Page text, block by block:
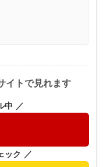
イトで見れます
中 ／
ック ／